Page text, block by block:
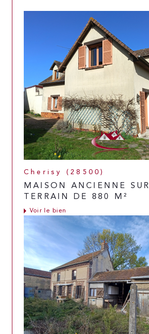
Cherisy (28500)
MAISON ANCIENNE SUR
TERRAIN DE 880 M²
Voir le bien